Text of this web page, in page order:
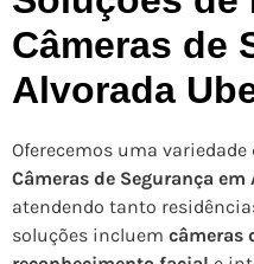
Câmeras de
Alvorada
Oferecemos uma variedade
Câmeras de Segurança
atendendo tanto
soluções incluem câmeras